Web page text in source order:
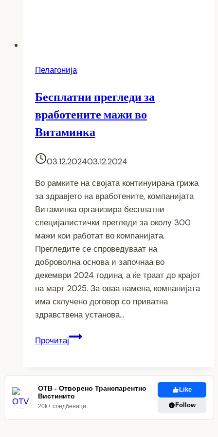
Пелагонија
Бесплатни прегледи за
вработените мажи во
Витаминка
03.12.202403.12.2024
Во рамките на својата континуирана грижа
за здравјето на вработените, компанијата
Витаминка организира бесплатни
специјалистички прегледи за околу 300
мажи кои работат во компанијата.
Прегледите се спроведуваат на
доброволна основа и започнаа во
декември 2024 година, а ќе траат до крајот
на март 2025. За оваа намена, компанијата
има склучено договор со приватна
здравствена установа…
ПрочитајБесплатни
вработените
мажи
во
ОТВ - Отворено Транспарентно
Вистинито
20k+ следбеници
Like
Follow